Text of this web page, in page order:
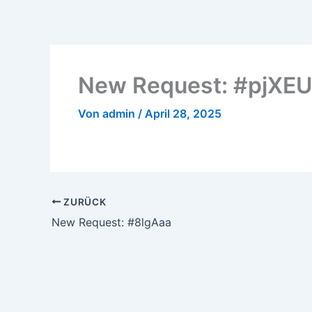
New Request:
Von admin / April 28, 2025
ZURÜCK
New Request: #8lgAaa